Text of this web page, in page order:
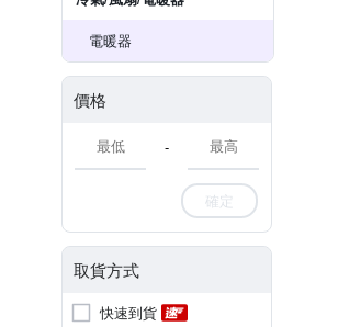
電暖器
價格
-
確定
取貨方式
快速到貨